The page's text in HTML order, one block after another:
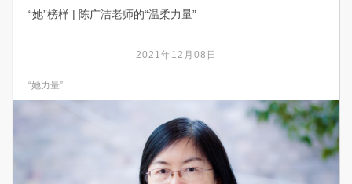
“她”榜样 | 陈广洁老师的“温柔力量”
2021年12月08日
“她力量”